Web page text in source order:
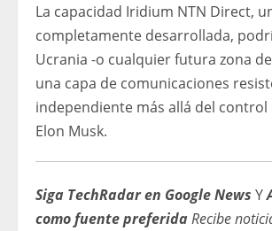
La capacidad Iridium NTN Direct,
completamente desarrollada,
Ucrania -o cualquier futura zona
una capa de comunicaciones
independiente más allá del
Elon Musk.
Siga TechRadar en Google News Y
como fuente preferidaRecibe